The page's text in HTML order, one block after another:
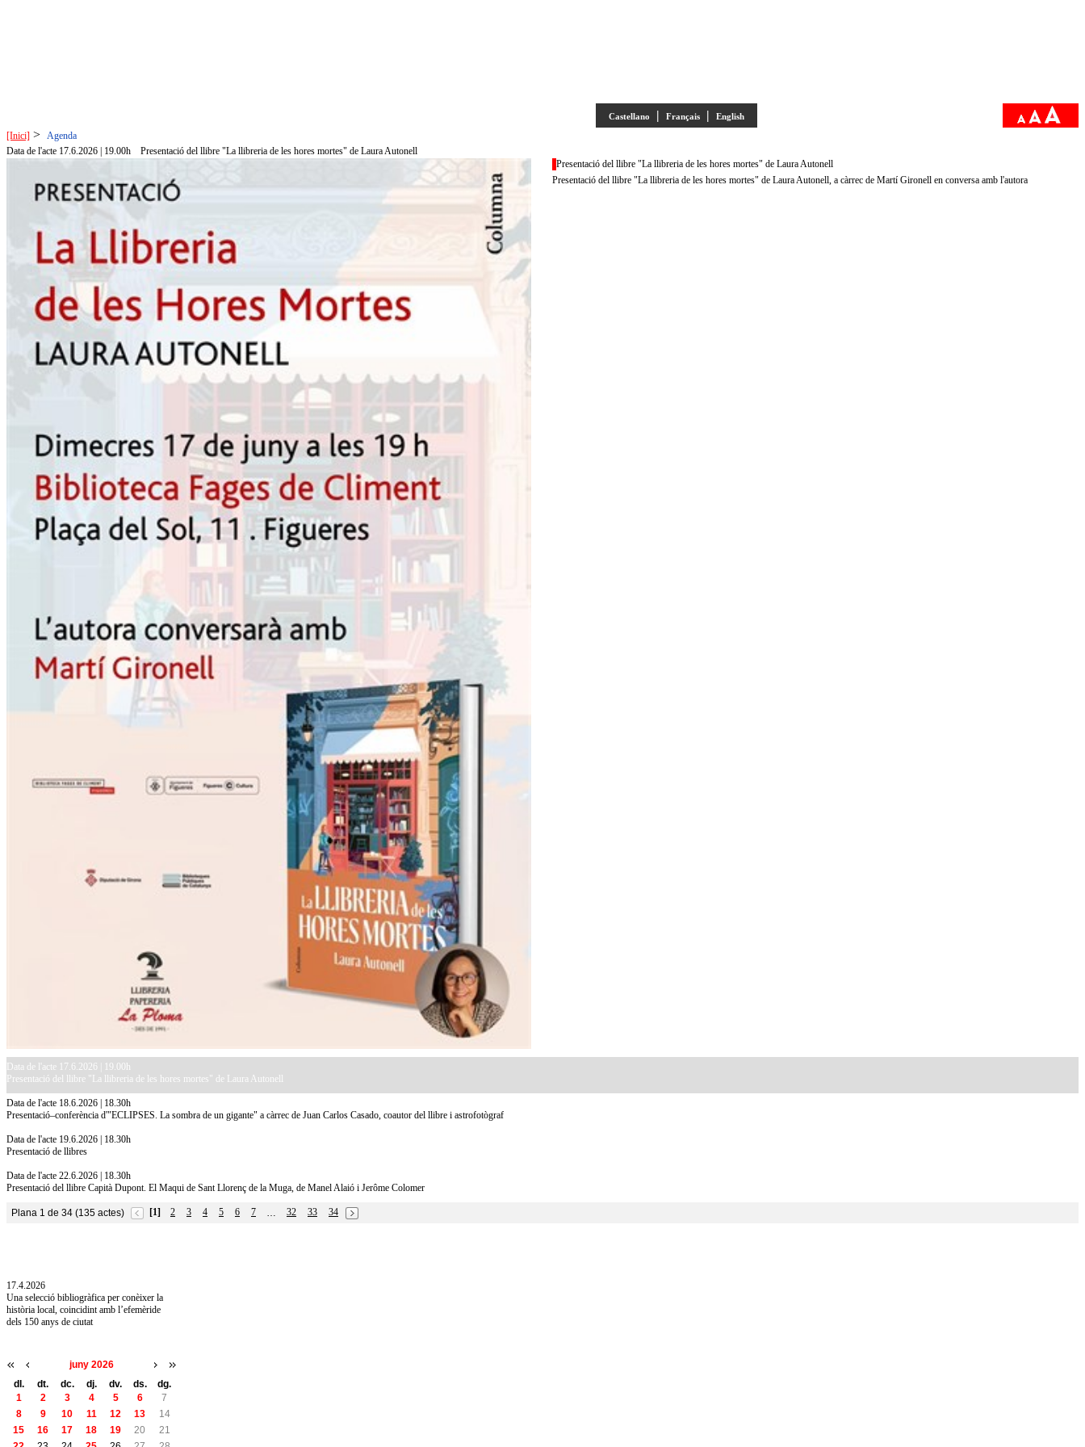
Castellano | Français | English
[Inici] > Agenda
Data de l'acte 17.6.2026 | 19.00h
Presentació del llibre "La llibreria de les hores mortes" de Laura Autonell
Presentació del llibre "La llibreria de les hores mortes" de Laura Autonell
Presentació del llibre "La llibreria de les hores mortes" de Laura Autonell, a càrrec de Martí Gironell en conversa amb l'autora
Data de l'acte 17.6.2026 | 19.00h
Presentació del llibre "La llibreria de les hores mortes" de Laura Autonell
Data de l'acte 18.6.2026 | 18.30h
Presentació–conferència d'"ECLIPSES. La sombra de un gigante" a càrrec de Juan Carlos Casado, coautor del llibre i astrofotògraf
Data de l'acte 19.6.2026 | 18.30h
Presentació de llibres
Data de l'acte 22.6.2026 | 18.30h
Presentació del llibre Capità Dupont. El Maqui de Sant Llorenç de la Muga, de Manel Alaió i Jerôme Colomer
Plana 1 de 34 (135 actes) [1] 2 3 4 5 6 7 … 32 33
34
17.4.2026
Una selecció bibliogràfica per conèixer la
història local, coincidint amb l’efemèride
dels 150 anys de ciutat
juny 2026
dl.
dt. dc. dj. dv. ds.
dg.
1
2 3 4 5 6
7
8
9 10 11 12 13
14
15
16 17 18 19 20
21